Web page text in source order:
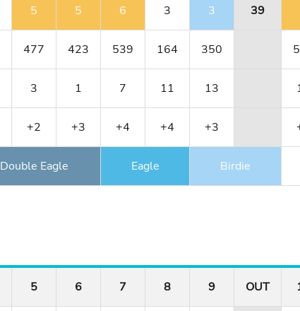
5 5 6 3 3 39
477 423 539 164 350
3 1 7 11 13
+2 +3 +4 +4 +3
Double Eagle Eagle Birdie
5 6 7 8 9 OUT